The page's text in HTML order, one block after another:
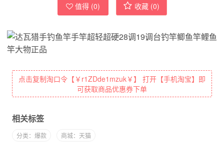
值得 (0) 收藏 (0)
点击复制淘口令【￥r1ZDde1mzuk￥】 打开【手机淘宝】即
可获取商品优惠券下单
相关标签
分类：爆款 商城：天猫